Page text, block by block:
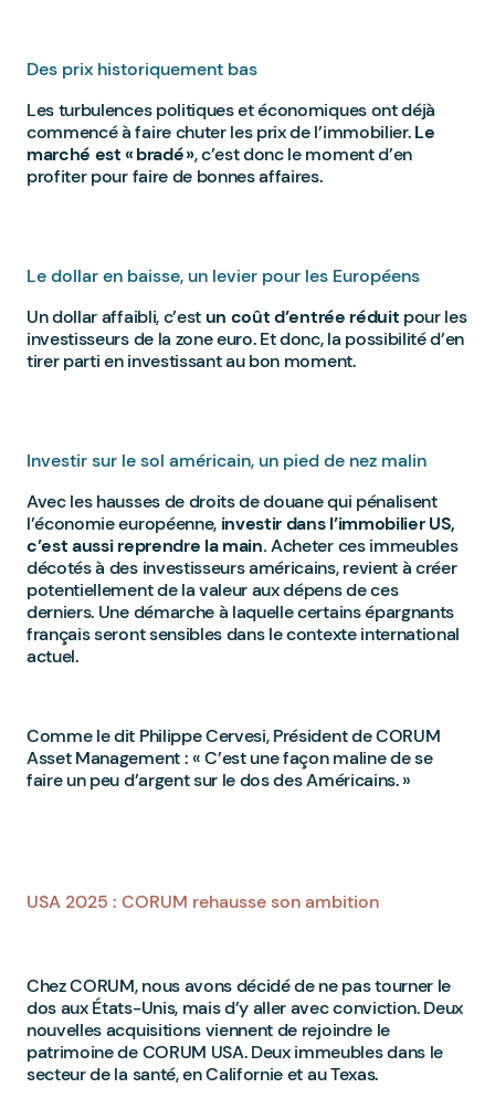
Des prix historiquement bas
Les turbulences politiques et économiques ont déjà
commencé à faire chuter les prix de l’immobilier.Le
marché est « bradé », c’est donc le moment d’en
profiter pour faire de bonnes affaires.
Le dollar en baisse, un levier pour les Européens
Un dollar affaibli, c’estun coût d’entrée réduit pour les
investisseurs de la zone euro. Et donc, la possibilité d’en
tirer parti en investissant au bon moment.
Investir sur le sol américain, un pied de nez malin
Avec les hausses de droits de douane qui pénalisent
l’économie européenne, investir dans l’immobilier US,
c’est aussi reprendre la main.Acheter ces immeubles
décotés à des investisseurs américains, revient à créer
potentiellement de la valeur aux dépens de ces
derniers. Une démarche à laquelle certains épargnants
français seront sensibles dans le contexte international
actuel.
Comme le dit Philippe Cervesi, Président de CORUM
Asset Management : « C’est une façon maline de se
faire un peu d’argent sur le dos des Américains. »
USA 2025 : CORUM rehausse son ambition
Chez CORUM, nous avons décidé de ne pas tourner le
dos aux États-Unis, mais d’y aller avec conviction. Deux
nouvelles acquisitions viennent de rejoindre le
patrimoine de CORUM USA. Deux immeubles dans le
secteur de la santé, en Californie et au Texas.